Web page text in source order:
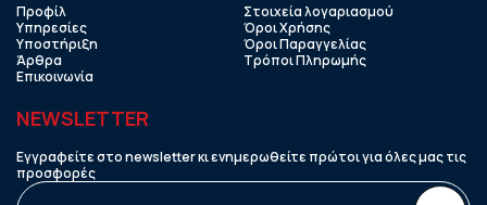
Προφίλ
Υπηρεσίες
Υποστήριξη
Άρθρα
Επικοινωνία
Στοιχεία λογαριασμού
Όροι Χρήσης
Όροι Παραγγελίας
Τρόποι Πληρωμής
NEWSLETTER
Εγγραφείτε στο newsletter κι ενημερωθείτε πρώτοι για όλες μας τις
προσφορές